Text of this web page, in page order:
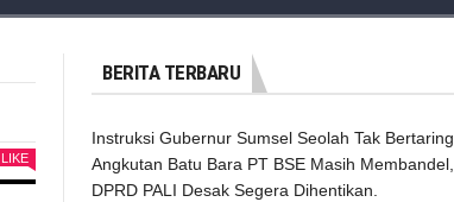
LIKE
BERITA TERBARU
Instruksi Gubernur Sumsel Seolah Tak Bertaring,
Angkutan Batu Bara PT BSE Masih Membandel,
DPRD PALI Desak Segera Dihentikan.